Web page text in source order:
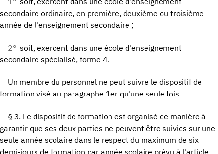
secondaire ordinaire, en première, deuxième ou troisième
année de l'enseignement secondaire ;
2° soit, exercent dans une école d'enseignement
secondaire spécialisé, forme 4.
Un membre du personnel ne peut suivre le dispositif de
formation visé au paragraphe 1er qu'une seule fois.
§ 3. Le dispositif de formation est organisé de manière à
garantir que ses deux parties ne peuvent être suivies sur une
seule année scolaire dans le respect du maximum de six
demi-jours de formation par année scolaire prévu à l'article